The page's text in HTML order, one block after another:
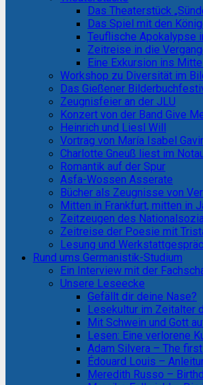
Das Theaterstück
Das Spiel mit den
Teuflische Apokalypse
Zeitreise in die
Eine Exkursion ins
Workshop zu Diversität im
Das Gießener
Zeugnisfeier an der JLU
Konzert von der Band Give
Heinrich und Liesl Will
Vortrag von María Isabel
Charlotte Gneuß liest im
Romantik auf der Spur
Asfa-Wossen Asserate
Bücher als Zeugnisse von
Mitten in Frankfurt, mitten in
Zeitzeugen des
Zeitreise der Poesie mit
Lesung und
Rund ums Germanistik-Studium
Ein Interview mit der
Unsere Leseecke
Gefällt dir deine Nase?
Lesekultur im Zeitalter
Mit Schwein und Gott
Lesen: Eine verlorene
Adam Silvera – The
Édouard Louis –
Meredith Russo –